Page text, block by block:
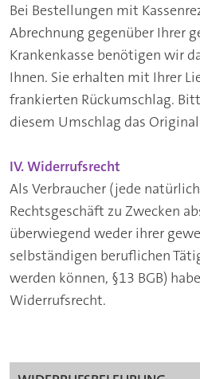
Bei Bestellungen mit
Abrechnung gegenüber Ihrer
Krankenkasse benötigen wir
Ihnen. Sie erhalten mit Ihrer
frankierten Rückumschlag.
diesem Umschlag das
IV. Widerrufsrecht
Als Verbraucher (jede
Rechtsgeschäft zu Zwecken
überwiegend weder ihrer
selbständigen beruflichen
werden können, §13 BGB)
Widerrufsrecht.